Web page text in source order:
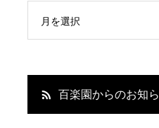
月を選択
百楽園からのお知